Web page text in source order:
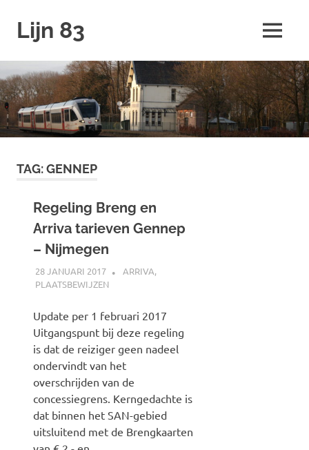
naar
inhoud
Lijn 83 MENU
TAG:GENNEP
Regeling Breng en
Arriva tarieven Gennep
– Nijmegen
28 JANUARI 2017 JOHAN
ARRIVA,
PLAATSBEWIJZEN
Update per 1 februari 2017
Uitgangspunt bij deze regeling
is dat de reiziger geen nadeel
ondervindt van het
overschrijden van de
concessiegrens. Kerngedachte is
dat binnen het SAN-gebied
uitsluitend met de Brengkaarten